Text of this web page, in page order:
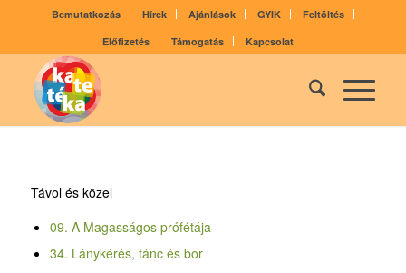
Bemutatkozás Hírek Ajánlások GYIK
Feltöltés
Előfizetés
Támogatás Kapcsolat
Távol és közel
09. A Magasságos prófétája
34. Lánykérés, tánc és bor